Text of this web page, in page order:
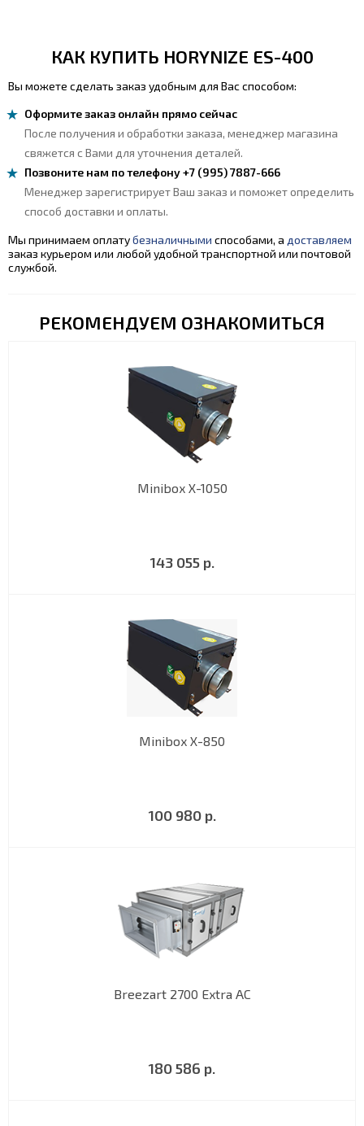
КАК КУПИТЬ HORYNIZE ES-400
Вы можете сделать заказ удобным для Вас способом:
Оформите заказ онлайн прямо сейчас
После получения и обработки заказа, менеджер магазина
свяжется с Вами для уточнения деталей.
Позвоните нам по телефону +7 (995) 7887-666
Менеджер зарегистрирует Ваш заказ и поможет определить
способ доставки и оплаты.
Мы принимаем оплатубезналичными способами, а доставляем
заказ курьером или любой удобной транспортной или почтовой
службой.
РЕКОМЕНДУЕМ ОЗНАКОМИТЬСЯ
Minibox X-1050
143 055 р.
Minibox X-850
100 980 р.
Breezart 2700 Extra AC
180 586 р.